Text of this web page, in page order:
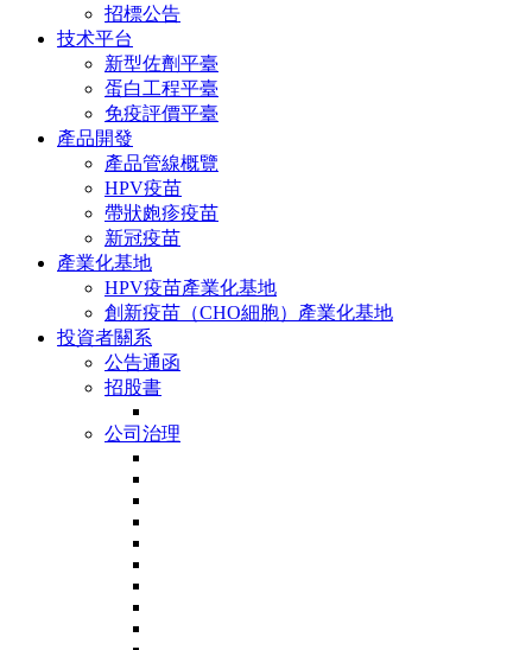
招標公告
技术平台
新型佐劑平臺
蛋白工程平臺
免疫評價平臺
產品開發
產品管線概覽
HPV疫苗
帶狀皰疹疫苗
新冠疫苗
產業化基地
HPV疫苗產業化基地
創新疫苗（CHO細胞）產業化基地
投資者關系
公告通函
招股書
公司治理